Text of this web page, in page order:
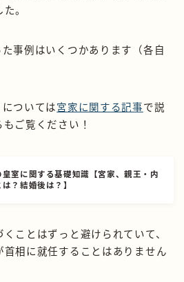
。
事例はいくつかあります（各自
ついては宮家に関する記事で説
ご覧ください！
皇室に関する基礎知識【宮家、親王・内
？結婚後は？】
ことはずっと避けられていて、
首相に就任することはありません